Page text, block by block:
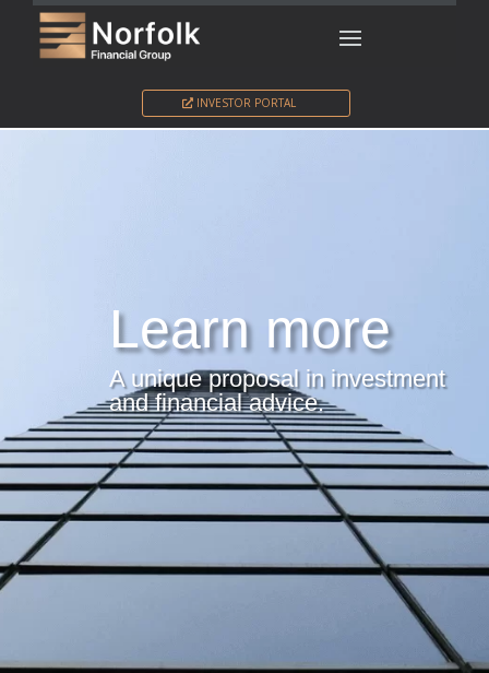
INVESTOR PORTAL
Learn more
A unique proposal in investment
and financial advice.